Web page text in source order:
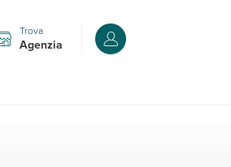
Trova
Agenzia Accedi o registrati